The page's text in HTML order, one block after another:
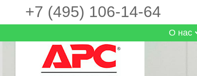
+7 (495) 106-14-64
О нас